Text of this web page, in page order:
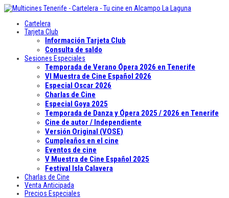
Cartelera
Tarjeta Club
Información Tarjeta Club
Consulta de saldo
Sesiones Especiales
Temporada de Verano Ópera 2026 en Tenerife
VI Muestra de Cine Español 2026
Especial Oscar 2026
Charlas de Cine
Especial Goya 2025
Temporada de Danza y Ópera 2025 / 2026 en Tenerife
Cine de autor / Independiente
Versión Original (VOSE)
Cumpleaños en el cine
Eventos de cine
V Muestra de Cine Español 2025
Festival Isla Calavera
Charlas de Cine
Venta Anticipada
Precios Especiales